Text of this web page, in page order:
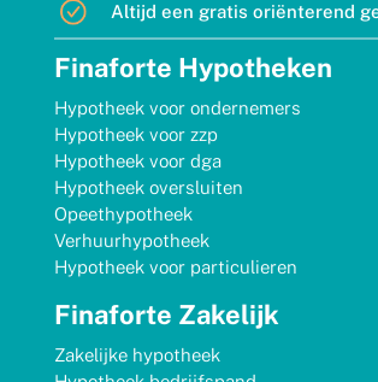
Altijd een gratis oriënterend
Finaforte Hypotheken
Hypotheek voor ondernemers
Hypotheek voor zzp
Hypotheek voor dga
Hypotheek oversluiten
Opeethypotheek
Verhuurhypotheek
Hypotheek voor particulieren
Finaforte Zakelijk
Zakelijke hypotheek